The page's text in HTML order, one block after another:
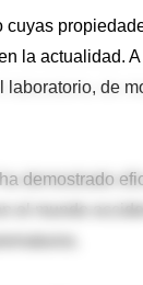
la actualidad.
de
demostrado
el mundo